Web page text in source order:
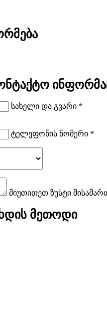
სახელი და გვარი *
ტელეფონის ნომერი *
მიუთითეთ ზუსტი
მეთოდი